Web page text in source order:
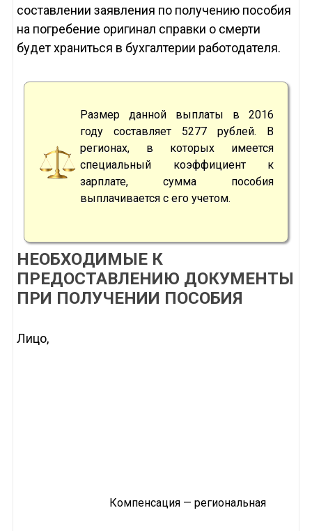
составлении заявления по получению пособия
на погребение оригинал справки о смерти
будет храниться в бухгалтерии работодателя.
Размер данной выплаты в 2016
году составляет 5277 рублей. В
регионах, в которых имеется
специальный коэффициент к
зарплате, сумма пособия
выплачивается с его учетом.
НЕОБХОДИМЫЕ К
ПРЕДОСТАВЛЕНИЮ ДОКУМЕНТЫ
ПРИ ПОЛУЧЕНИИ ПОСОБИЯ
Компенсация — региональная
Лицо,